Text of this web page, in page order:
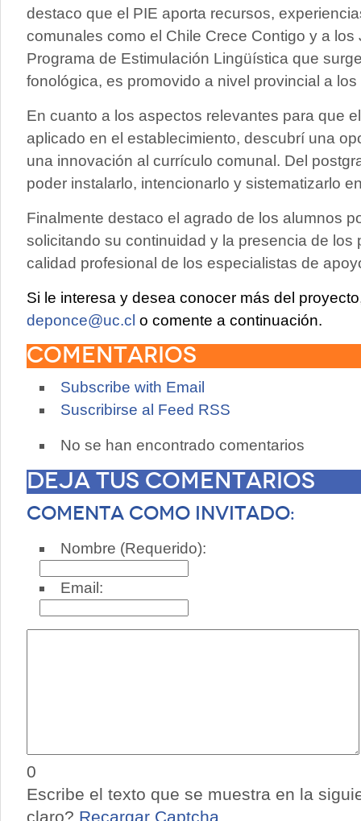
destaco que el PIE aporta recursos,
comunales como el Chile Crece Contigo y a
Programa de Estimulación Lingüística que
fonológica, es promovido a nivel provincial a
En cuanto a los aspectos relevantes para que
aplicado en el establecimiento, descubrí una
una innovación al currículo comunal. Del
poder instalarlo, intencionarlo y sistematizarlo
Finalmente destaco el agrado de los alumnos
solicitando su continuidad y la presencia de los
calidad profesional de los especialistas de
Si le interesa y desea conocer más del
deponce@uc.cl o comente a continuación.
Comentarios
Subscribe with Email
Suscribirse al Feed RSS
No se han encontrado comentarios
Deja tus comentarios
Comenta como invitado:
Nombre (Requerido):
Email:
0
Escribe el texto que se muestra en la
claro? Recargar Captcha